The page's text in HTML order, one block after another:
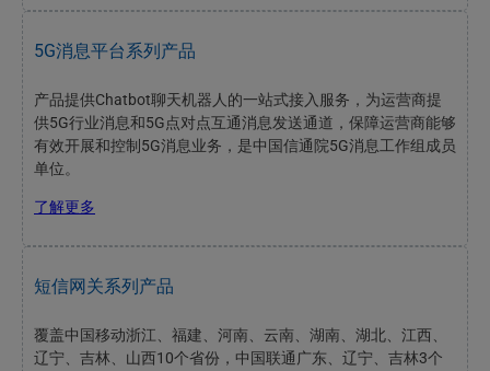
5G消息平台系列产品
产品提供Chatbot聊天机器人的一站式接入服务，为运营商提
供5G行业消息和5G点对点互通消息发送通道，保障运营商能够
有效开展和控制5G消息业务，是中国信通院5G消息工作组成员
单位。
了解更多
短信网关系列产品
覆盖中国移动浙江、福建、河南、云南、湖南、湖北、江西、
辽宁、吉林、山西10个省份，中国联通广东、辽宁、吉林3个